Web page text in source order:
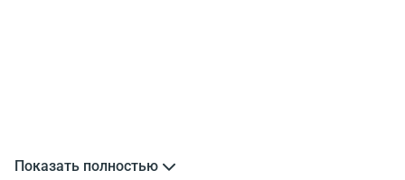
Показать полностью